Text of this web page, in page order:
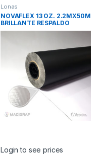
Lonas
NOVAFLEX 13 OZ. 2.2MX50M
BRILLANTE RESPALDO
NEGRO
Login to see prices